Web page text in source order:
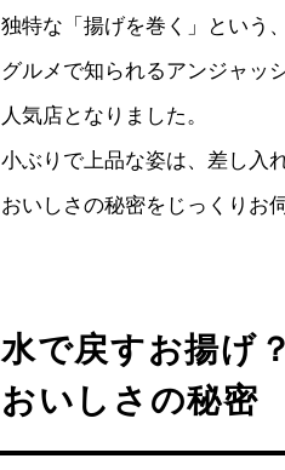
独特な「揚げを巻く」という
グルメで知られるアンジャッ
人気店となりました。
小ぶりで上品な姿は、差し入
おいしさの秘密をじっくりお
水で戻すお揚げ
おいしさの秘密